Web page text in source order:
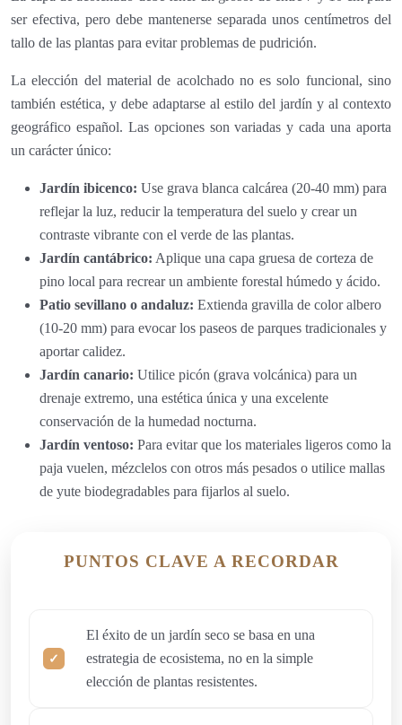
ser efectiva, pero debe mantenerse separada unos centímetros del
tallo de las plantas para evitar problemas de pudrición.
La elección del material de acolchado no es solo funcional, sino
también estética, y debe adaptarse al estilo del jardín y al contexto
geográfico español. Las opciones son variadas y cada una aporta
un carácter único:
Jardín ibicenco: Use grava blanca calcárea (20-40 mm) para
reflejar la luz, reducir la temperatura del suelo y crear un
contraste vibrante con el verde de las plantas.
Jardín cantábrico: Aplique una capa gruesa de corteza de
pino local para recrear un ambiente forestal húmedo y ácido.
Patio sevillano o andaluz: Extienda gravilla de color albero
(10-20 mm) para evocar los paseos de parques tradicionales y
aportar calidez.
Jardín canario: Utilice picón (grava volcánica) para un
drenaje extremo, una estética única y una excelente
conservación de la humedad nocturna.
Jardín ventoso: Para evitar que los materiales ligeros como la
paja vuelen, mézclelos con otros más pesados o utilice mallas
de yute biodegradables para fijarlos al suelo.
PUNTOS CLAVE A RECORDAR
El éxito de un jardín seco se basa en una
estrategia de ecosistema, no en la simple
elección de plantas resistentes.